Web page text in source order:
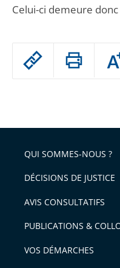
Passer
arriver
après
ou
l'article
pour
avant
Celui-ci demeure
QUI SOMMES-NOUS ?
DÉCISIONS DE JUSTICE
AVIS CONSULTATIFS
PUBLICATIONS &
VOS DÉMARCHES